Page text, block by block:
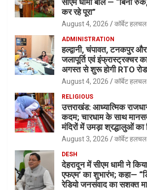
कर रहे पूरा”
August 4, 2026 कॉर्बेट हलचल
ADMINISTRATION
हल्द्वानी, चंपावत, टनकपुर
जलापूर्ति एवं इंफ्रास्ट्रक्चर
अगस्त से शुरू होगी RTO रोड
August 4, 2026 कॉर्बेट हलचल
RELIGIOUS
उत्तराखंड: आध्यात्मिक
कदम; चारधाम के साथ
मंदिरों में उमड़ा श्रद्धालुओं का
August 3, 2026 कॉर्बेट हलचल
DESH
देहरादून में सीएम धामी ने
एफएम’ का शुभारंभ; कहा—
रेडियो जनसंवाद का सशक्त